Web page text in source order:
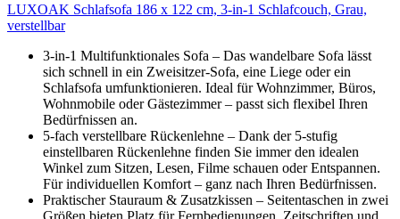
LUXOAK Schlafsofa 186 x 122 cm, 3-in-1 Schlafcouch, Grau,
verstellbar
3-in-1 Multifunktionales Sofa – Das wandelbare Sofa lässt
sich schnell in ein Zweisitzer-Sofa, eine Liege oder ein
Schlafsofa umfunktionieren. Ideal für Wohnzimmer, Büros,
Wohnmobile oder Gästezimmer – passt sich flexibel Ihren
Bedürfnissen an.
5-fach verstellbare Rückenlehne – Dank der 5-stufig
einstellbaren Rückenlehne finden Sie immer den idealen
Winkel zum Sitzen, Lesen, Filme schauen oder Entspannen.
Für individuellen Komfort – ganz nach Ihren Bedürfnissen.
Praktischer Stauraum & Zusatzkissen – Seitentaschen in zwei
Größen bieten Platz für Fernbedienungen, Zeitschriften und